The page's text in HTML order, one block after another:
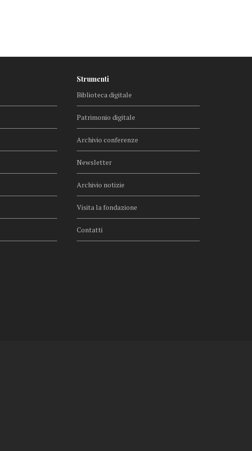
Strumenti
Biblioteca digitale
Patrimonio digitale
Archivio conferenze
Newsletter
Archivio notizie
Visita la fondazione
Contatti